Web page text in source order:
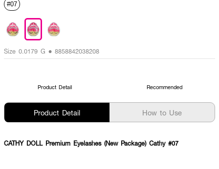
#07
Size 0.0179 G • 8858842038208
Product Detail Recommended
Product Detail How to Use
CATHY DOLL Premium Eyelashes (New Package) Cathy #07